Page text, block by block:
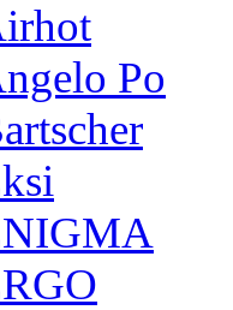
Po